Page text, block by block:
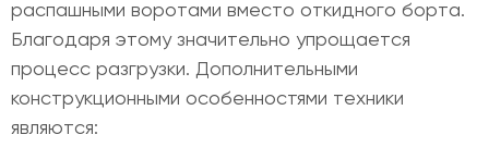
распашными воротами вместо откидного борта.
Благодаря этому значительно упрощается
процесс разгрузки. Дополнительными
конструкционными особенностями техники
являются: